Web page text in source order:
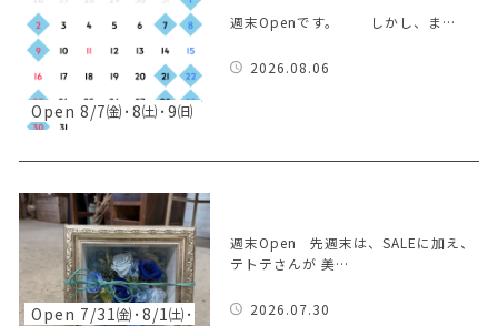
Open 8/7㈮･8㈯･9㈰
週末Openです。 しかし、ま…
2026.08.06
Open 7/31㈮･8/1㈯･
週末Open 先週末は、SALEに加え、
テトテさんが 美…
2026.07.30